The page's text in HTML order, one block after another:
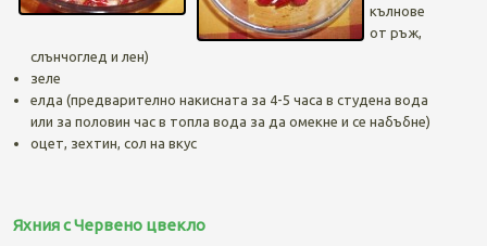
кълнове
от ръж,
слънчоглед и лен)
зеле
елда (предварително накисната за 4-5 часа в студена вода
или за половин час в топла вода за да омекне и се набъбне)
оцет, зехтин, сол на вкус
Яхния с Червено цвекло